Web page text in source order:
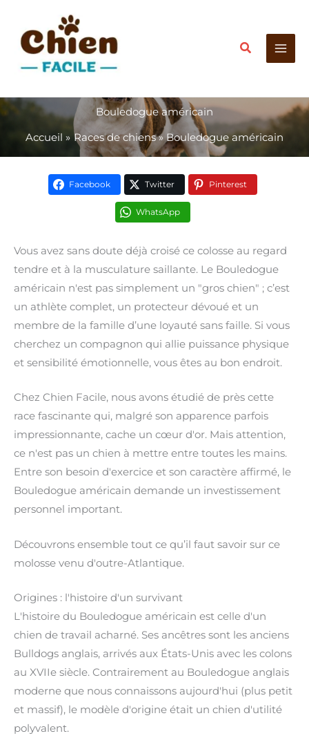
contenu
Bouledogue américain
Accueil Races de chiens Bouledogue américain
Facebook Twitter Pinterest
WhatsApp
Vous avez sans doute déjà croisé ce colosse au regard
tendre et à la musculature saillante. Le Bouledogue
américain n'est pas simplement un "gros chien" ; c’est
un athlète complet, un protecteur dévoué et un
membre de la famille d’une loyauté sans faille. Si vous
cherchez un compagnon qui allie puissance physique
et sensibilité émotionnelle, vous êtes au bon endroit.
Chez Chien Facile, nous avons étudié de près cette
race fascinante qui, malgré son apparence parfois
impressionnante, cache un cœur d'or. Mais attention,
ce n'est pas un chien à mettre entre toutes les mains.
Entre son besoin d'exercice et son caractère affirmé, le
Bouledogue américain demande un investissement
personnel important.
Découvrons ensemble tout ce qu’il faut savoir sur ce
molosse venu d'outre-Atlantique.
Origines : l'histoire d'un survivant
L'histoire du Bouledogue américain est celle d'un
chien de travail acharné. Ses ancêtres sont les anciens
Bulldogs anglais, arrivés aux États-Unis avec les colons
au XVIIe siècle. Contrairement au Bouledogue anglais
moderne que nous connaissons aujourd'hui (plus petit
et massif), le modèle d'origine était un chien d'utilité
polyvalent.